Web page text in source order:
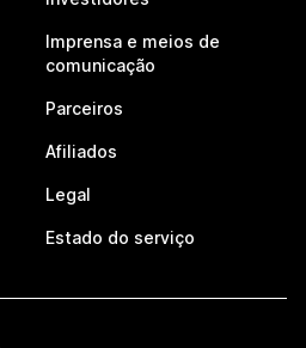
Imprensa e meios de
comunicação
Parceiros
Afiliados
Legal
Estado do serviço